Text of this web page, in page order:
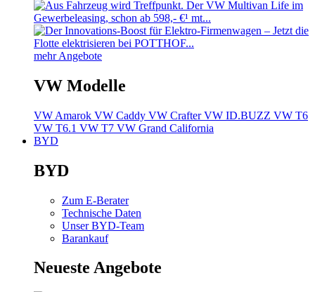
mehr Angebote
VW Modelle
VW Amarok VW Caddy VW CrafterVW ID.BUZZ VW T6
VW T6.1 VW T7 VW Grand California
BYD
BYD
Zum E-Berater
Technische Daten
Unser BYD-Team
Barankauf
Neueste Angebote